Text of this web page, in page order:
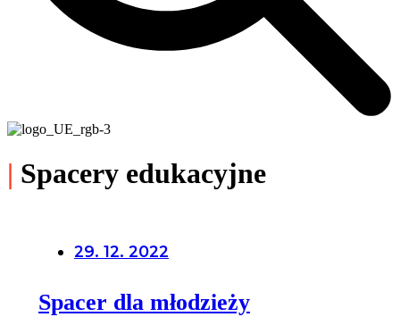
| Spacery edukacyjne
29. 12. 2022
Spacer dla młodzieży